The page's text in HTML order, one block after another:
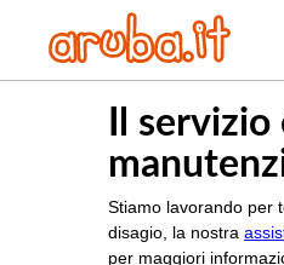
Il servizio
Stiamo lavorando per
disagio, la nostra
per maggiori